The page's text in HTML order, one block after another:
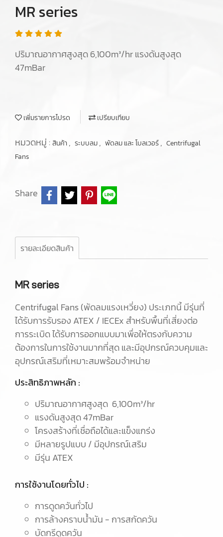
MR series
ปริมาณอากาศสูงสุด 6,100m³/hr แรงดันสูงสุด
47mBar
เพิ่มรายการโปรด เปรียบเทียบ
หมวดหมู่ :สินค้า, ระบบลม, พัดลม และ โบลเวอร์, Centrifugal
Fans
Share
รายละเอียดสินค้า
MR series
Centrifugal Fans (พัดลมแรงเหวี่ยง) ประเภทนี้ มีรุ่นที่
ได้รับการรับรอง ATEX / IECEx สำหรับพื้นที่เสี่ยงต่อ
การระเบิด ได้รับการออกแบบมาเพื่อให้ตรงกับความ
ต้องการในการใช้งานมากที่สุด และมีอุปกรณ์ควบคุมและ
อุปกรณ์เสริมที่เหมาะสมพร้อมจำหน่าย
ประสิทธิภาพหลัก :
ปริมาณอากาศสูงสุด 6,100m³/hr
แรงดันสูงสุด 47mBar
โครงสร้างที่เชื่อถือได้และแข็งแกร่ง
มีหลายรูปแบบ / มีอุปกรณ์เสริม
มีรุ่น ATEX
การใช้งานโดยทั่วไป :
การดูดควันทั่วไป
การล้างคราบน้ำมัน - การสกัดควัน
บัดกรีดูดควัน